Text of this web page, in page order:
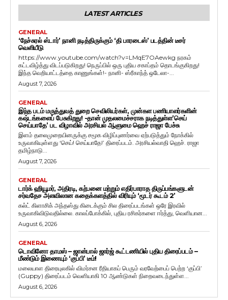
LATEST ARTICLES
GENERAL
‘நேச்சுரல் ஸ்டார்’ நானி நடித்திருக்கும் ‘தி பாரடைஸ்’ படத்தின் டீசர்
வெளியீடு
https://www.youtube.com/watch?v=LMqE7OAewkg நரகம்
கட்டவிழ்த்து விடப்படுகிறது! நெருப்பில் ஒரு புதிய சகாப்தம் தொடங்குகிறது!
இந்த வெறியாட்டத்தை காணுங்கள்!- நானி- ஸ்ரீகாந்த் ஒடேலா-...
August 7, 2026
GENERAL
இந்த படம் மருத்துவத் துறை செவிலியர்கள், முன்கள பணியாளர்களின்
கஷ்டங்களைப் பேசுகிறது! -தான் முதலமைச்சராக நடித்துள்ள’செய்
செய்யாதே’ பட விழாவில் அரசியல் ஆளுமை ஹெச் ராஜா பேச்சு
இளம் தலைமுறையினருக்கு சமூக விழிப்புணர்வை ஏற்படுத்தும் நோக்கில்
உருவாகியுள்ளது ‘செய்! செய்யாதே!’ திரைப்படம். அரசியல்வாதி ஹெச். ராஜா
தமிழ்நாடு...
August 7, 2026
GENERAL
டார்க் ஹியூமர், அதிரடி, கற்பனை மற்றும் எதிர்பாராத திருப்பங்களுடன்
சர்வதேச அளவிலான கதைக்களத்தில் விரியும் ‘மூடர் கூடம் 2’
கல்ட் கிளாசிக் அந்தஸ்து கிடைக்கும் சில திரைப்படங்கள் ஒரே இரவில்
உருவாகிவிடுவதில்லை. காலப்போக்கில், புதிய ரசிகர்களை ஈர்த்து, வெளியான...
August 6, 2026
GENERAL
டொவினோ தாமஸ் – ஜான்பால் ஜார்ஜ் கூட்டணியில் புதிய திரைப்படம் –
மீண்டும் இணையும் ‘குப்பி’ டீம்!
மலையாள திரையுலகில் விமர்சன ரீதியாகப் பெரும் வரவேற்பைப் பெற்ற ‘குப்பி’
(Guppy) திரைப்படம் வெளியாகி 10 ஆண்டுகள் நிறைவடைந்துள்ள...
August 6, 2026